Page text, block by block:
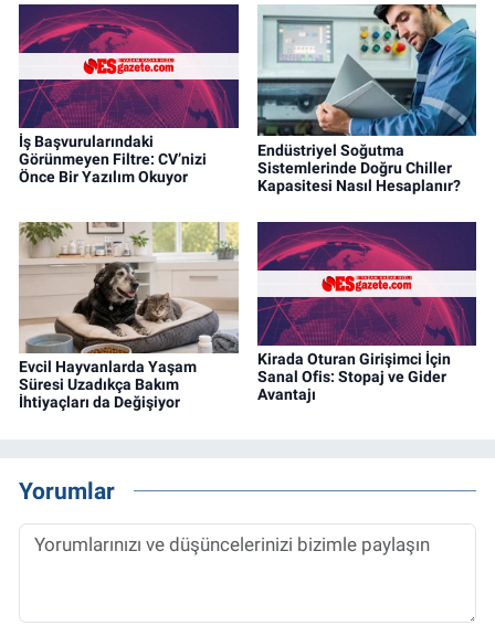
İş Başvurularındaki
Görünmeyen Filtre: CV’nizi
Önce Bir Yazılım Okuyor
Endüstriyel Soğutma
Sistemlerinde Doğru Chiller
Kapasitesi Nasıl Hesaplanır?
Evcil Hayvanlarda Yaşam
Süresi Uzadıkça Bakım
İhtiyaçları da Değişiyor
Kirada Oturan Girişimci İçin
Sanal Ofis: Stopaj ve Gider
Avantajı
Yorumlar